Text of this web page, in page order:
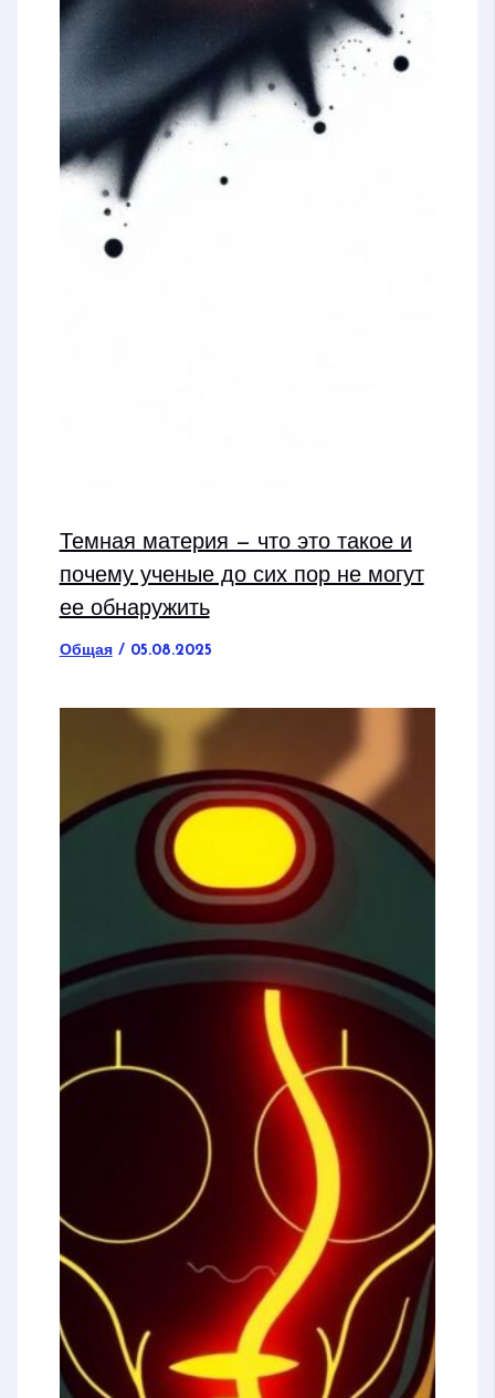
Темная материя — что это такое и
почему ученые до сих пор не могут
ее обнаружить
Общая/ 05.08.2025